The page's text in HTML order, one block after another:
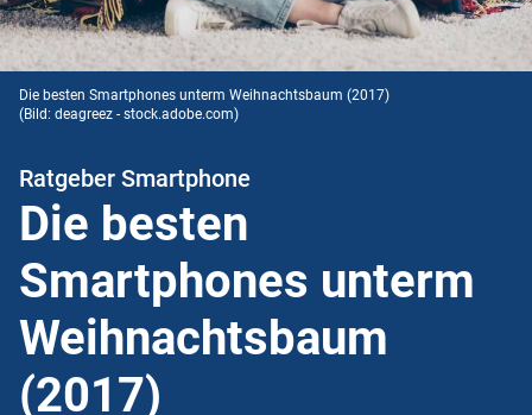
Die besten Smartphones unterm Weihnachtsbaum (2017)
(Bild: deagreez - stock.adobe.com)
Ratgeber Smartphone
Die besten
Smartphones unterm
Weihnachtsbaum
(2017)